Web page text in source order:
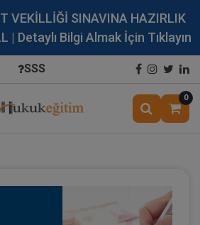
VEKİLLİĞİ SINAVINA HAZIRLIK
| Detaylı Bilgi Almak İçin Tıklayın
SSS
0